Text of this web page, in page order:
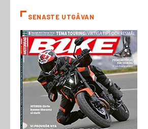
SENASTE UTGÅVAN